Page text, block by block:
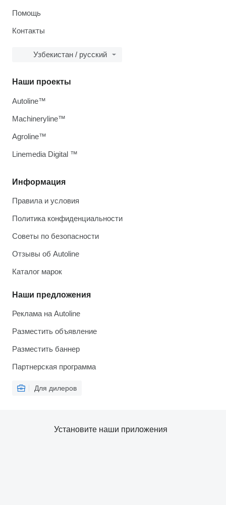
Помощь
Контакты
Узбекистан / русский
Информация
Правила и условия
Политика конфиденциальности
Советы по безопасности
Отзывы об Autoline
Каталог марок
Наши предложения
Реклама на Autoline
Разместить объявление
Разместить баннер
Партнерская программа
Для дилеров
Наши проекты
Autoline™
Machineryline™
Agroline™
Linemedia Digital ™
Установите наши приложения